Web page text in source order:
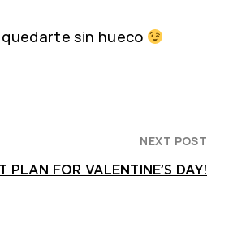
quedarte sin hueco
NEXT POST
PLAN FOR VALENTINE’S DAY!